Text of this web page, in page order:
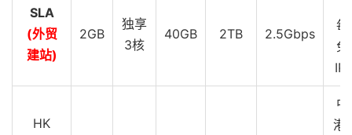
每
免
IP
SLA
(外贸
建站)
2GB
独享
3核
40GB 2TB 2.5Gbps
HK
中
港